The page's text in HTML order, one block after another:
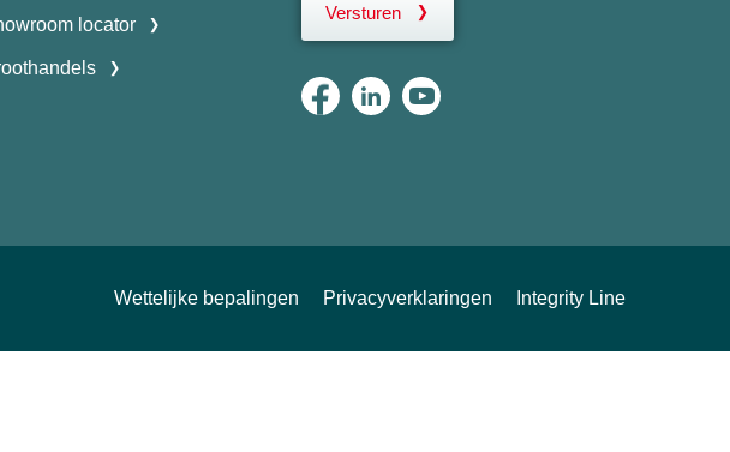
locator
Versturen
Wettelijke bepalingen Privacyverklaringen Integrity Line